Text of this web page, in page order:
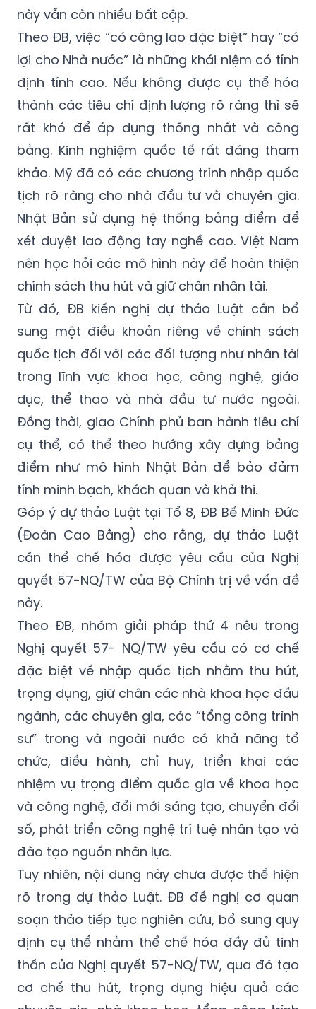
lợi cho Nhà nước” là những khái niệm có tính
định tính cao. Nếu không được cụ thể hóa
thành các tiêu chí định lượng rõ ràng thì sẽ
rất khó để áp dụng thống nhất và công
bằng. Kinh nghiệm quốc tế rất đáng tham
khảo. Mỹ đã có các chương trình nhập quốc
tịch rõ ràng cho nhà đầu tư và chuyên gia.
Nhật Bản sử dụng hệ thống bảng điểm để
xét duyệt lao động tay nghề cao. Việt Nam
nên học hỏi các mô hình này để hoàn thiện
chính sách thu hút và giữ chân nhân tài.
Từ đó, ĐB kiến nghị dự thảo Luật cần bổ
sung một điều khoản riêng về chính sách
quốc tịch đối với các đối tượng như nhân tài
trong lĩnh vực khoa học, công nghệ, giáo
dục, thể thao và nhà đầu tư nước ngoài.
Đồng thời, giao Chính phủ ban hành tiêu chí
cụ thể, có thể theo hướng xây dựng bảng
điểm như mô hình Nhật Bản để bảo đảm
tính minh bạch, khách quan và khả thi.
Góp ý dự thảo Luật tại Tổ 8, ĐB Bế Minh Đức
(Đoàn Cao Bằng) cho rằng, dự thảo Luật
cần thể chế hóa được yêu cầu của Nghị
quyết 57-NQ/TW của Bộ Chính trị về vấn đề
này.
Theo ĐB, nhóm giải pháp thứ 4 nêu trong
Nghị quyết 57- NQ/TW yêu cầu có cơ chế
đặc biệt về nhập quốc tịch nhằm thu hút,
trọng dụng, giữ chân các nhà khoa học đầu
ngành, các chuyên gia, các “tổng công trình
sư” trong và ngoài nước có khả năng tổ
chức, điều hành, chỉ huy, triển khai các
nhiệm vụ trọng điểm quốc gia về khoa học
và công nghệ, đổi mới sáng tạo, chuyển đổi
số, phát triển công nghệ trí tuệ nhân tạo và
đào tạo nguồn nhân lực.
Tuy nhiên, nội dung này chưa được thể hiện
rõ trong dự thảo Luật. ĐB đề nghị cơ quan
soạn thảo tiếp tục nghiên cứu, bổ sung quy
định cụ thể nhằm thể chế hóa đầy đủ tinh
thần của Nghị quyết 57-NQ/TW, qua đó tạo
cơ chế thu hút, trọng dụng hiệu quả các
chuyên gia, nhà khoa học, tổng công trình
sư trong và ngoài nước.